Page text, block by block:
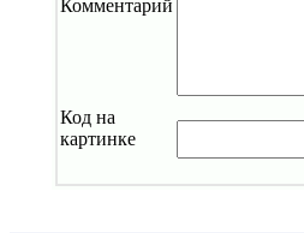
Комментарий
Код на
картинке